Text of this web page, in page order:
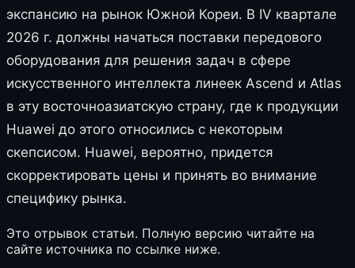
экспансию на рынок Южной Кореи. В IV квартале
2026 г. должны начаться поставки передового
оборудования для решения задач в сфере
искусственного интеллекта линеек Ascend и Atlas
в эту восточноазиатскую страну, где к продукции
Huawei до этого относились с некоторым
скепсисом. Huawei, вероятно, придется
скорректировать цены и принять во внимание
специфику рынка.
Это отрывок статьи. Полную версию читайте на
сайте источника по ссылке ниже.